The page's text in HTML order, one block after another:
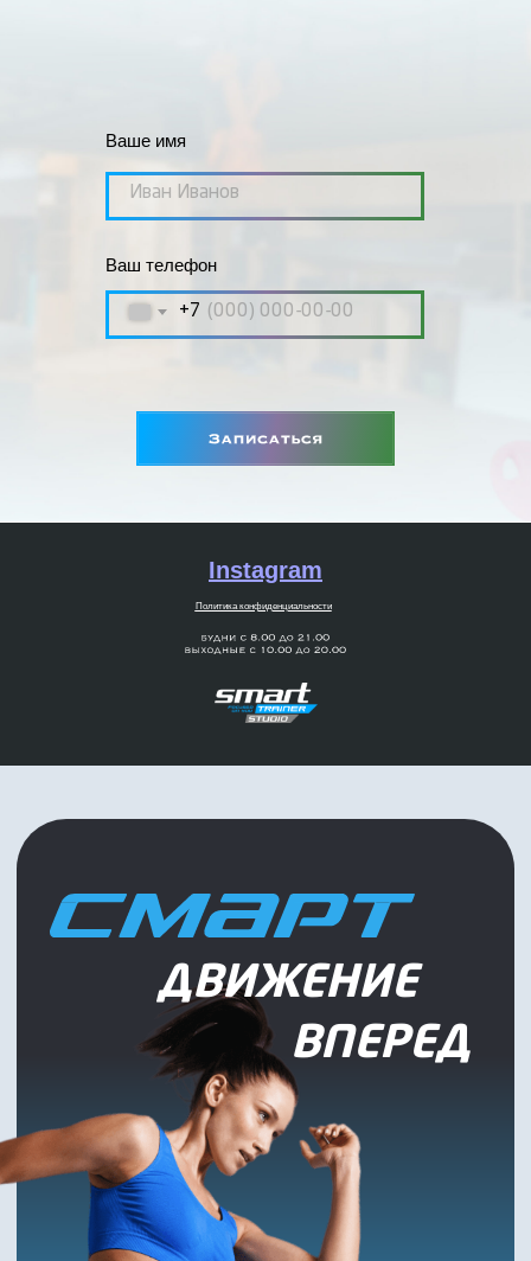
Ваше имя
Ваш телефон
+7
Instagram
Политика конфиденциальности
ДВИЖЕНИЕ
ВПЕРЕД
+7
Согласен на обработку
персональных данных
Согласен на получение информации
мы свяжемся с вами в ближайшее
время и ответим на все ваши вопросы